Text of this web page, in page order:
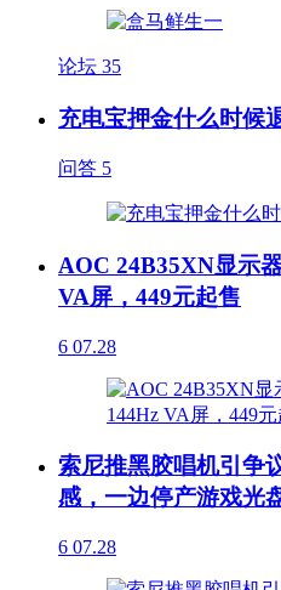
论坛 35
充电宝押金什么时候
问答 5
AOC 24B35XN显示
VA屏，449元起售
6 07.28
索尼推黑胶唱机引争
感，一边停产游戏光
6 07.28